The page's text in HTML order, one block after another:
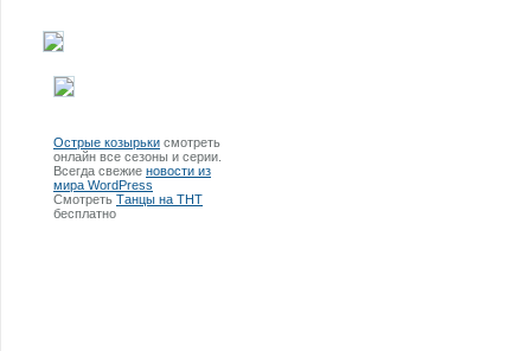
Острые козырьки смотреть
онлайн все сезоны и серии.
Всегда свежие новости из
мира WordPress
Смотреть Танцы на ТНТ
бесплатно